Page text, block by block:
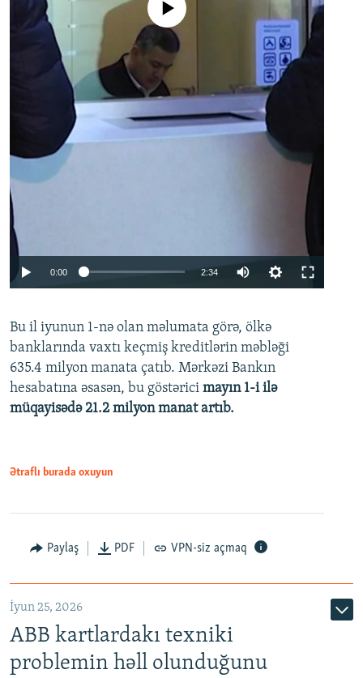
Auto 240p 360p 480p
720p 1080p
No media source currently available
0:00 2:34
360p
480p
720p
Bu il iyunun 1-nə olan məlumata görə, ölkə
banklarında vaxtı keçmiş kreditlərin məbləği
635.4 milyon manata çatıb. Mərkəzi Bankın
hesabatına əsasən, bu göstərici mayın 1-i ilə
müqayisədə 21.2 milyon manat artıb.
Ətraflı burada oxuyun
Paylaş PDF VPN-siz açmaq
İyun 25, 2026
ABB kartlardakı texniki
problemin həll olunduğunu